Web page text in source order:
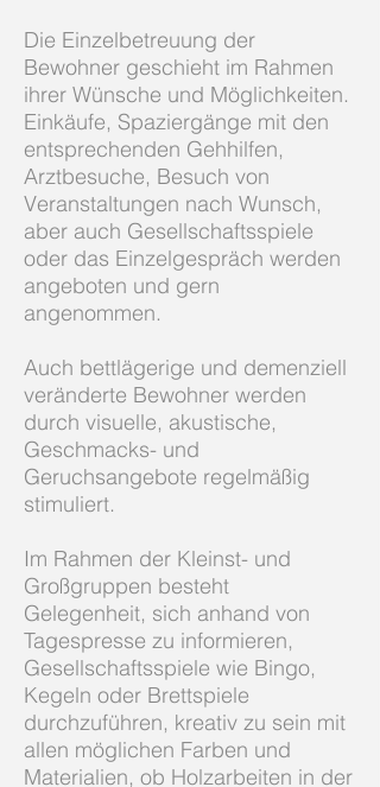
Die Einzelbetreuung der
Bewohner geschieht im Rahmen
ihrer Wünsche und Möglichkeiten.
Einkäufe, Spaziergänge mit den
entsprechenden Gehhilfen,
Arztbesuche, Besuch von
Veranstaltungen nach Wunsch,
aber auch Gesellschaftsspiele
oder das Einzelgespräch werden
angeboten und gern
angenommen.
Auch bettlägerige und demenziell
veränderte Bewohner werden
durch visuelle, akustische,
Geschmacks- und
Geruchsangebote regelmäßig
stimuliert.
Im Rahmen der Kleinst- und
Großgruppen besteht
Gelegenheit, sich anhand von
Tagespresse zu informieren,
Gesellschaftsspiele wie Bingo,
Kegeln oder Brettspiele
durchzuführen, kreativ zu sein mit
allen möglichen Farben und
Materialien, ob Holzarbeiten in der